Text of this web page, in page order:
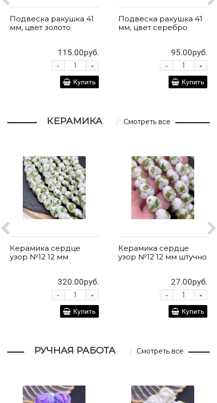
Подвеска ракушка 41
мм, цвет золото
115.00руб.
+
-
Купить
Подвеска ракушка 41
мм, цвет серебро
95.00руб.
+
-
Купить
КЕРАМИКА Смотреть все
Керамика сердце
узор №12 12 мм
320.00руб.
+
-
Купить
Керамика сердце
узор №12 12 мм штучно
27.00руб.
+
-
Купить
РУЧНАЯ РАБОТА Смотреть все